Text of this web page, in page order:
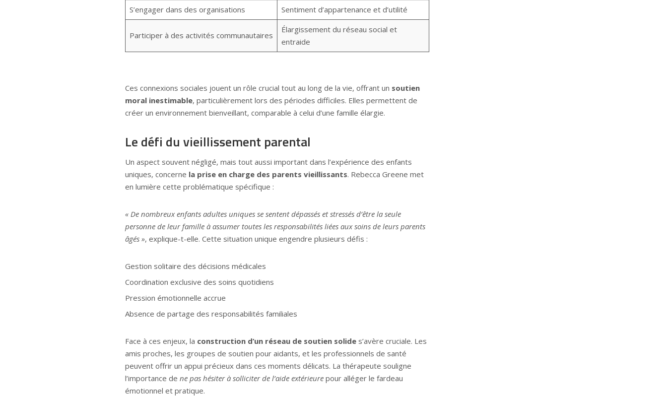
S’engager dans des organisations
Sentiment d’appartenance et d’utilité
Participer à des activités communautaires
Élargissement du réseau social et
entraide
Ces connexions sociales jouent un rôle crucial tout au long de la vie, offrant un soutien
moral inestimable, particulièrement lors des périodes difficiles. Elles permettent de
créer un environnement bienveillant, comparable à celui d’une famille élargie.
Le défi du vieillissement parental
Un aspect souvent négligé, mais tout aussi important dans l’expérience des enfants
uniques, concerne la prise en charge des parents vieillissants. Rebecca Greene met
en lumière cette problématique spécifique :
« De nombreux enfants adultes uniques se sentent dépassés et stressés d’être la seule
personne de leur famille à assumer toutes les responsabilités liées aux soins de leurs parents
âgés », explique-t-elle. Cette situation unique engendre plusieurs défis :
Gestion solitaire des décisions médicales
Coordination exclusive des soins quotidiens
Pression émotionnelle accrue
Absence de partage des responsabilités familiales
Face à ces enjeux, la construction d’un réseau de soutien solide s’avère cruciale. Les
amis proches, les groupes de soutien pour aidants, et les professionnels de santé
peuvent offrir un appui précieux dans ces moments délicats. La thérapeute souligne
l’importance de ne pas hésiter à solliciter de l’aide extérieure pour alléger le fardeau
émotionnel et pratique.